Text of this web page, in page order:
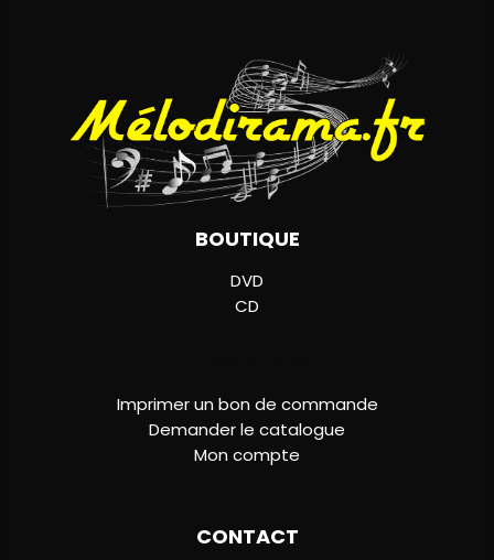
BOUTIQUE
DVD
CD
Imprimer un bon de commande
Demander le catalogue
Mon compte
CONTACT